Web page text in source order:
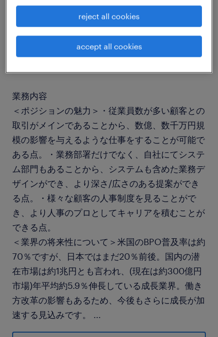
社名
社名非公開
業務内容
＜ポジションの魅力＞・従業員数が多い顧客との
取引がメインであることから、数億、数千万円規
模の影響を与えるような仕事をすることが可能で
ある点。・業務部署だけでなく、自社にてシステ
ム部門もあることから、システムも含めた業務デ
ザインができ、より深さ/広さのある提案ができ
る点。・様々な顧客の人事制度を見ることがで
き、より人事のプロとしてキャリアを積むことが
できる点。
＜業界の将来性について＞米国のBPO普及率は約
70％ですが、日本ではまだ20％前後。国内の潜
在市場は約1兆円とも言われ、(現在は約300億円
市場)年平均約5.9％伸長している成長業界。働き
方改革の影響もあるため、今後もさらに成長が加
速する見込みです。 ...
reject all cookies
accept all cookies